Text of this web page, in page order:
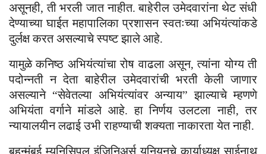
असूनही, ती भरली जात नाहीत. बाहेरील उमेदवारांना थेट संधी
देण्याच्या घाईत महापालिका प्रशासन स्वतःच्या अभियंत्यांकडे
दुर्लक्ष करत असल्याचे स्पष्ट झाले आहे.
यामुळे कनिष्ठ अभियंत्यांचा रोष वाढला असून, त्यांना योग्य ती
पदोन्नती न देता बाहेरील उमेदवारांची भरती केली जाणार
असल्याने “सेवेतल्या अभियंत्यांवर अन्याय” झाल्याचे म्हणणे
अभियंता वर्गाने मांडले आहे. हा निर्णय उलटला नाही, तर
न्यायालयीन लढाई उभी राहण्याची शक्यता नाकारता येत नाही.
बृहन्मुंबई म्युनिसिपल इंजिनिअर्स युनियनचे कार्याध्यक्ष साईनाथ